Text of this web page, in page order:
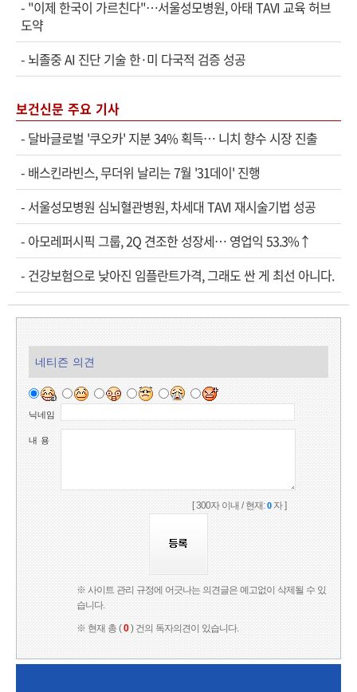
- "이제 한국이 가르친다"…서울성모병원, 아태 TAVI 교육 허브
도약
- 뇌졸중 AI 진단 기술 한·미 다국적 검증 성공
보건신문 주요 기사
- 달바글로벌 '쿠오카' 지분 34% 획득… 니치 향수 시장 진출
- 배스킨라빈스, 무더위 날리는 7월 '31데이' 진행
- 서울성모병원 심뇌혈관병원, 차세대 TAVI 재시술기법 성공
- 아모레퍼시픽 그룹, 2Q 견조한 성장세… 영업익 53.3%↑
- 건강보험으로 낮아진 임플란트가격, 그래도 싼 게 최선 아니다.
네티즌 의견
닉네임
내 용
[ 300자 이내 / 현재:0자 ]
※ 사이트 관리 규정에 어긋나는 의견글은 예고없이 삭제될 수 있
습니다.
※ 현재 총 (0) 건의 독자의견이 있습니다.